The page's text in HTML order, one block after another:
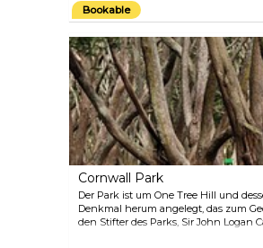
erster Hand erleben und sich für einen
wie eine von Tolkiens Figuren fühlen.
Auckland entfernt, aber die Fahrt ist
wert, und Sie können auf dem Weg
Pausen einlegen, um einfach nur die
vielfältige Landschaft Neuseelands zu
Bookable
Cornwall Park
Der Park ist um One Tree Hill und
Denkmal herum angelegt, das zum
den Stifter des Parks, Sir John Logan
errichtet wurde. Hier finden